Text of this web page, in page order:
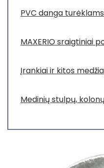
PVC danga
MAXERIO sraigtiniai
Įrankiai ir kitos
Medinių stulpų,